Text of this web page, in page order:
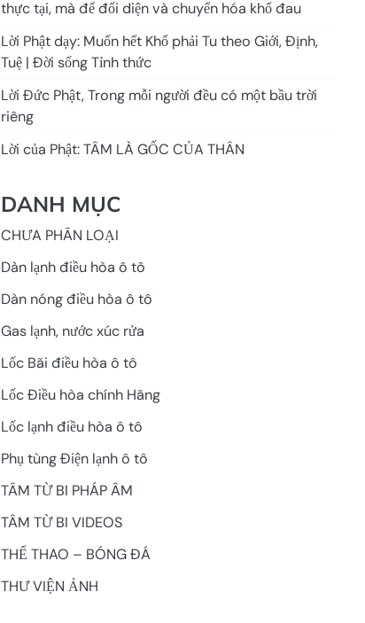
thực tại, mà để đối diện và chuyển hóa khổ đau
Lời Phật dạy: Muốn hết Khổ phải Tu theo Giới, Định,
Tuệ | Đời sống Tỉnh thức
Lời Đức Phật, Trong mỗi người đều có một bầu trời
riêng
Lời của Phật: TÂM LÀ GỐC CỦA THÂN
DANH MỤC
CHƯA PHÂN LOẠI
Dàn lạnh điều hòa ô tô
Dàn nóng điều hòa ô tô
Gas lạnh, nước xúc rửa
Lốc Bãi điều hòa ô tô
Lốc Điều hòa chính Hãng
Lốc lạnh điều hòa ô tô
Phụ tùng Điện lạnh ô tô
TÂM TỪ BI PHÁP ÂM
TÂM TỪ BI VIDEOS
THỂ THAO – BÓNG ĐÁ
THƯ VIỆN ẢNH